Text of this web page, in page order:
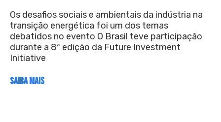
Os desafios sociais e ambientais da indústria na
transição energética foi um dos temas
debatidos no evento O Brasil teve participação
durante a 8ª edição da Future Investment
Initiative
SAIBA MAIS